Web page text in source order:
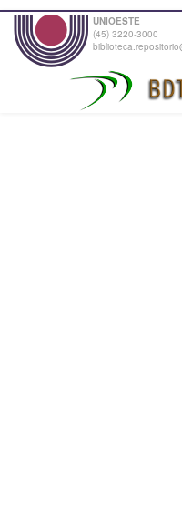
UNIOESTE
(45) 3220-3000